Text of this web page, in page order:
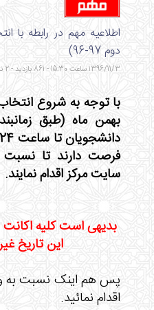
اطلاعیه مهم در رابطه با
دوم 97-96)
1396/11/3 ساعت 15:30 - 861 بازدید - 2 نظر
بهمن ماه (طبق
سایت مرکز اقدام نمایند.
بدیهی است کلیه
این تاریخ
اقدام نمائید.